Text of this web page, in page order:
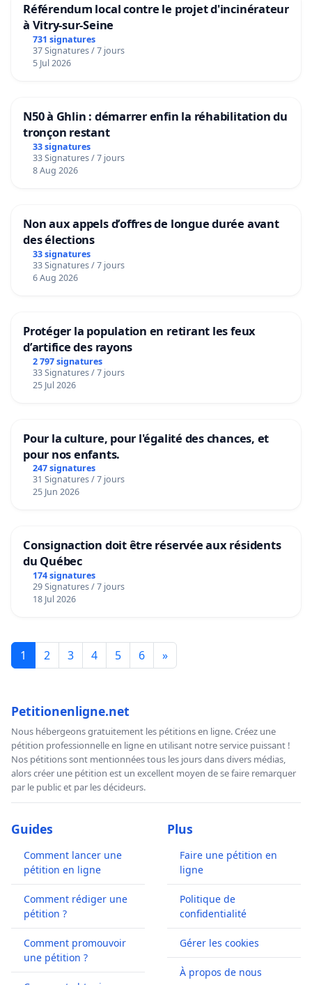
Référendum local contre le projet d'incinérateur
à Vitry-sur-Seine
731 signatures
37 Signatures / 7 jours
5 Jul 2026
N50 à Ghlin : démarrer enfin la réhabilitation du
tronçon restant
33 signatures
33 Signatures / 7 jours
8 Aug 2026
Non aux appels d’offres de longue durée avant
des élections
33 signatures
33 Signatures / 7 jours
6 Aug 2026
Protéger la population en retirant les feux
d’artifice des rayons
2 797 signatures
33 Signatures / 7 jours
25 Jul 2026
Pour la culture, pour l'égalité des chances, et
pour nos enfants.
247 signatures
31 Signatures / 7 jours
25 Jun 2026
Consignaction doit être réservée aux résidents
du Québec
174 signatures
29 Signatures / 7 jours
18 Jul 2026
1 2 3 4 5 6 »
Petitionenligne.net
Nous hébergeons gratuitement les pétitions en ligne. Créez une
pétition professionnelle en ligne en utilisant notre service puissant !
Nos pétitions sont mentionnées tous les jours dans divers médias,
alors créer une pétition est un excellent moyen de se faire remarquer
par le public et par les décideurs.
Guides
Comment lancer une
pétition en ligne
Comment rédiger une
pétition ?
Comment promouvoir
une pétition ?
Plus
Faire une pétition en
ligne
Politique de
confidentialité
Gérer les cookies
À propos de nous